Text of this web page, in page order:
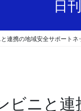
日
連携の地域安全サポートネ